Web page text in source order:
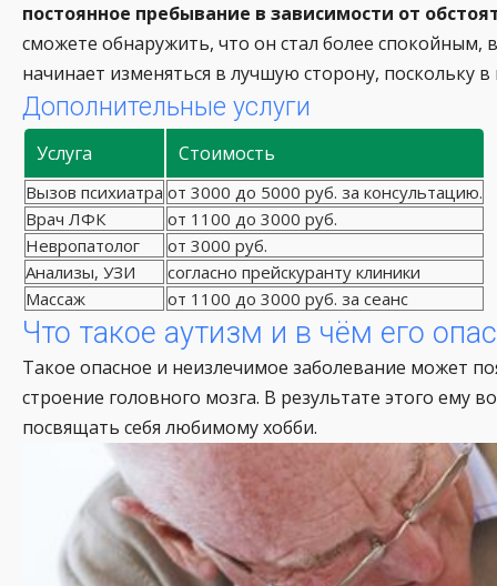
постоянное пребывание в зависимости от
сможете обнаружить, что он стал более спокойным,
начинает изменяться в лучшую сторону,
Дополнительные услуги
Услуга Стоимость
Вызов психиатра от 3000 до 5000 руб. за консультацию.
Врач ЛФК
от 1100 до 3000 руб.
Невропатолог
от 3000 руб.
Анализы, УЗИ
согласно прейскуранту клиники
Массаж
от 1100 до 3000 руб. за сеанс
Что такое аутизм и в чём его
Такое опасное и неизлечимое заболевание может
строение головного мозга. В результате этого ему
посвящать себя любимому хобби.